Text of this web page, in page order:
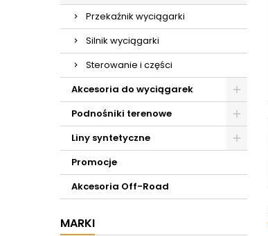
Przekaźnik wyciągarki
Silnik wyciągarki
Sterowanie i części
Akcesoria do wyciągarek
Podnośniki terenowe
Liny syntetyczne
Promocje
Akcesoria Off-Road
MARKI